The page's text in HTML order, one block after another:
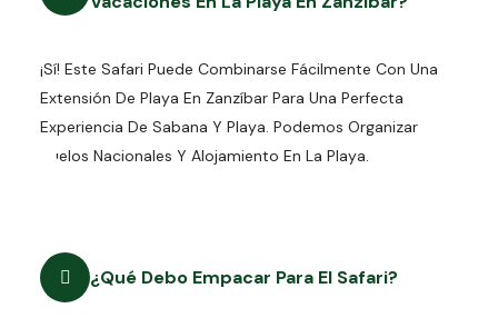
¡Sí! Este Safari Puede Combinarse Fácilmente Con Una
Extensión De Playa En Zanzíbar Para Una Perfecta
Experiencia De Sabana Y Playa. Podemos Organizar
Vuelos Nacionales Y Alojamiento En La Playa.
¿Qué Debo Empacar Para El Safari?